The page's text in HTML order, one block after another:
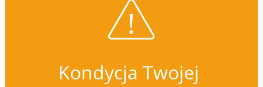
Kondycja Twojej